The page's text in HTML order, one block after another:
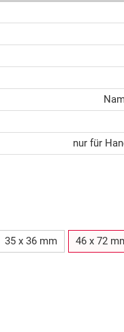
nur für
35 x 36 mm 46 x 72